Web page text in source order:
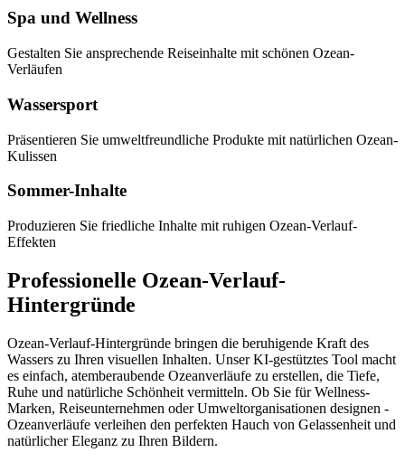
Spa und Wellness
Gestalten Sie ansprechende Reiseinhalte mit schönen Ozean-
Verläufen
Wassersport
Präsentieren Sie umweltfreundliche Produkte mit natürlichen Ozean-
Kulissen
Sommer-Inhalte
Produzieren Sie friedliche Inhalte mit ruhigen Ozean-Verlauf-
Effekten
Professionelle Ozean-Verlauf-
Hintergründe
Ozean-Verlauf-Hintergründe bringen die beruhigende Kraft des
Wassers zu Ihren visuellen Inhalten. Unser KI-gestütztes Tool macht
es einfach, atemberaubende Ozeanverläufe zu erstellen, die Tiefe,
Ruhe und natürliche Schönheit vermitteln. Ob Sie für Wellness-
Marken, Reiseunternehmen oder Umweltorganisationen designen -
Ozeanverläufe verleihen den perfekten Hauch von Gelassenheit und
natürlicher Eleganz zu Ihren Bildern.